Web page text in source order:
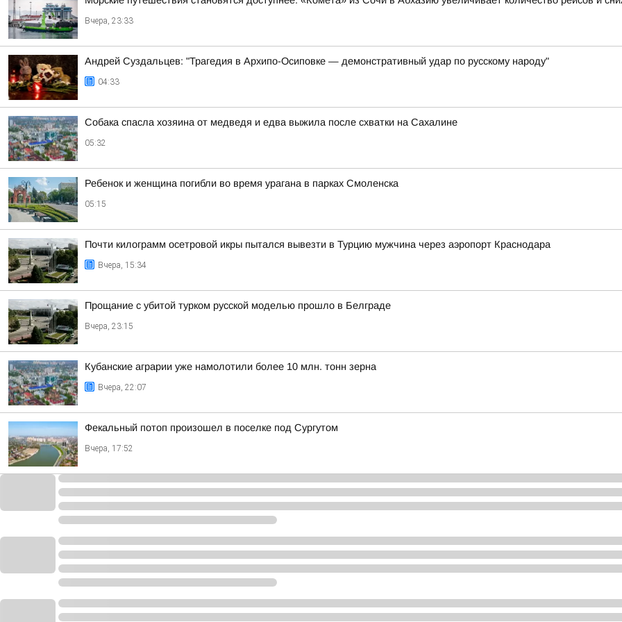
Вчера, 23:33
Андрей Суздальцев: "Трагедия в Архипо-Осиповке — демонстративный удар по русскому народу"
04:33
Собака спасла хозяина от медведя и едва выжила после схватки на Сахалине
05:32
Ребенок и женщина погибли во время урагана в парках Смоленска
05:15
Почти килограмм осетровой икры пытался вывезти в Турцию мужчина через аэропорт Краснодара
Вчера, 15:34
Прощание с убитой турком русской моделью прошло в Белграде
Вчера, 23:15
Кубанские аграрии уже намолотили более 10 млн. тонн зерна
Вчера, 22:07
Фекальный потоп произошел в поселке под Сургутом
Вчера, 17:52